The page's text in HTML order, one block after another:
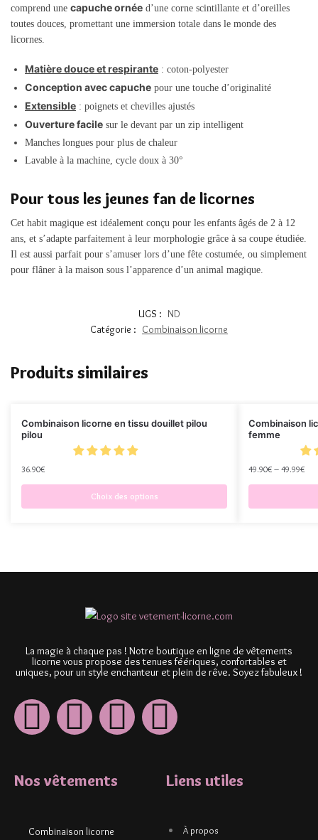
comprend une capuche ornée d’une corne scintillante et d’oreilles
toutes douces, promettant une immersion totale dans le monde des
licornes.
Matière douce et respirante : coton-polyester
Conception avec capuche pour une touche d’originalité
Extensible : poignets et chevilles ajustés
Ouverture facile sur le devant par un zip intelligent
Manches longues pour plus de chaleur
Lavable à la machine, cycle doux à 30°
Pour tous les jeunes fan de licornes
Cet habit magique est idéalement conçu pour les enfants âgés de 2 à 12
ans, et s’adapte parfaitement à leur morphologie grâce à sa coupe étudiée.
Il est aussi parfait pour s’amuser lors d’une fête costumée, ou simplement
pour flâner à la maison sous l’apparence d’un animal magique.
UGS : ND
Catégorie : Combinaison licorne
Produits similaires
Combinaison licorne en tissu douillet pilou
pilou
36.90€
Choix des options
Combinaison
femme
49.90€ – 49.99€
La magie à chaque pas ! Notre boutique en ligne de vêtements
licorne vous propose des tenues féériques, confortables et
uniques, pour un style enchanteur et plein de rêve. Soyez fabuleux !
Nos vêtements
Combinaison licorne
Liens utiles
À propos